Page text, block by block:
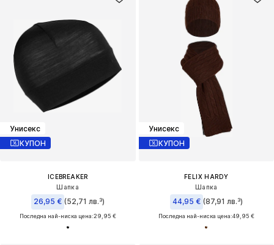
Унисекс
КУПОН
ICEBREAKER
Шапка
26,95 € (52,71 лв.³)
Последна най-ниска цена:29,95 €
Унисекс
КУПОН
FELIX HARDY
Шапка
44,95 € (87,91 лв.³)
Последна най-ниска цена:49,95 €